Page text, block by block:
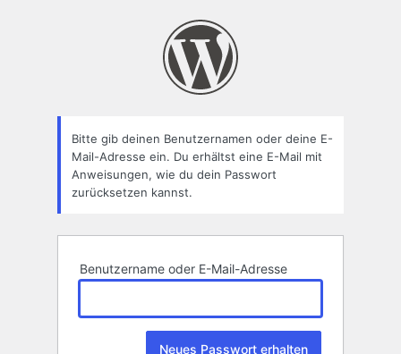
Bitte gib deinen Benutzernamen oder deine E-
Mail-Adresse ein. Du erhältst eine E-Mail mit
Anweisungen, wie du dein Passwort
zurücksetzen kannst.
Benutzername oder E-Mail-Adresse